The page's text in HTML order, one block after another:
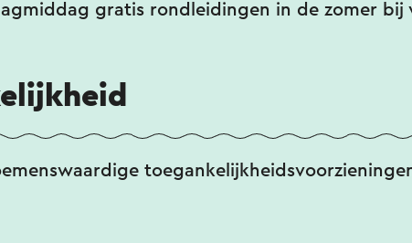
gratis rondleidingen in de zomer bij